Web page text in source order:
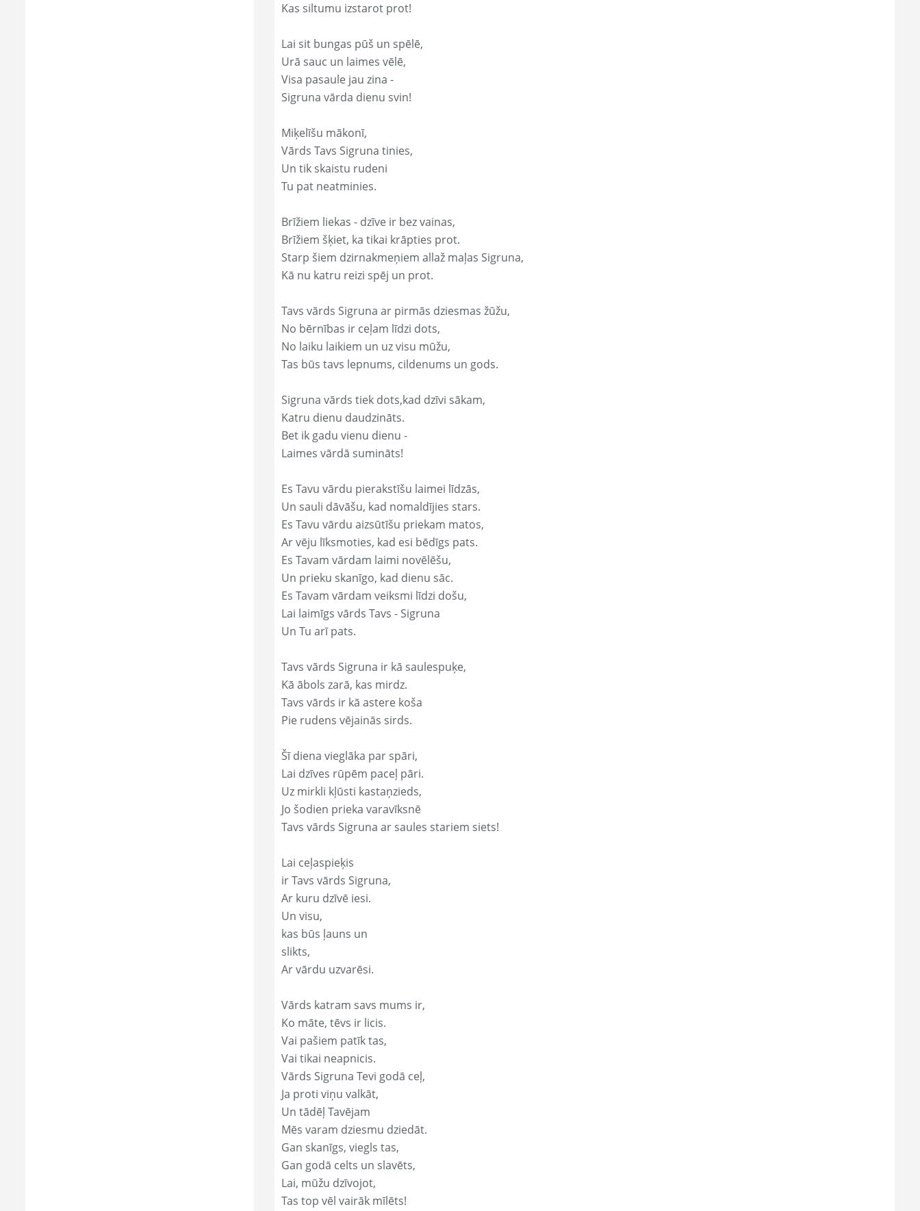
Kas siltumu izstarot prot!
Lai sit bungas pūš un spēlē,
Urā sauc un laimes vēlē,
Visa pasaule jau zina -
Sigruna vārda dienu svin!
Miķelīšu mākonī,
Vārds Tavs Sigruna tinies,
Un tik skaistu rudeni
Tu pat neatminies.
Brīžiem liekas - dzīve ir bez vainas,
Brīžiem šķiet, ka tikai krāpties prot.
Starp šiem dzirnakmeņiem allaž maļas Sigruna,
Kā nu katru reizi spēj un prot.
Tavs vārds Sigruna ar pirmās dziesmas žūžu,
No bērnības ir ceļam līdzi dots,
No laiku laikiem un uz visu mūžu,
Tas būs tavs lepnums, cildenums un gods.
Sigruna vārds tiek dots,kad dzīvi sākam,
Katru dienu daudzināts.
Bet ik gadu vienu dienu -
Laimes vārdā sumināts!
Es Tavu vārdu pierakstīšu laimei līdzās,
Un sauli dāvāšu, kad nomaldījies stars.
Es Tavu vārdu aizsūtīšu priekam matos,
Ar vēju līksmoties, kad esi bēdīgs pats.
Es Tavam vārdam laimi novēlēšu,
Un prieku skanīgo, kad dienu sāc.
Es Tavam vārdam veiksmi līdzi došu,
Lai laimīgs vārds Tavs - Sigruna
Un Tu arī pats.
Tavs vārds Sigruna ir kā saulespuķe,
Kā ābols zarā, kas mirdz.
Tavs vārds ir kā astere koša
Pie rudens vējainās sirds.
Šī diena vieglāka par spāri,
Lai dzīves rūpēm paceļ pāri.
Uz mirkli kļūsti kastaņzieds,
Jo šodien prieka varavīksnē
Tavs vārds Sigruna ar saules stariem siets!
Lai ceļaspieķis
ir Tavs vārds Sigruna,
Ar kuru dzīvē iesi.
Un visu,
kas būs ļauns un
slikts,
Ar vārdu uzvarēsi.
Vārds katram savs mums ir,
Ko māte, tēvs ir licis.
Vai pašiem patīk tas,
Vai tikai neapnicis.
Vārds Sigruna Tevi godā ceļ,
Ja proti viņu valkāt,
Un tādēļ Tavējam
Mēs varam dziesmu dziedāt.
Gan skanīgs, viegls tas,
Gan godā celts un slavēts,
Lai, mūžu dzīvojot,
Tas top vēl vairāk mīlēts!